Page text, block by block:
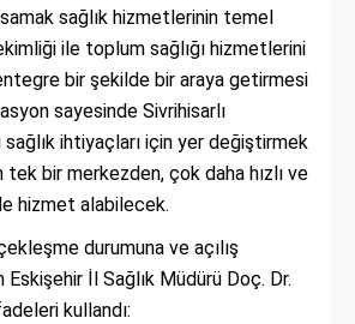
sağlık hizmetlerinin temel
ile toplum sağlığı hizmetlerini
bir şekilde bir araya getirmesi
sayesinde Sivrihisarlı
sağlık ihtiyaçları için yer değiştirmek
tek bir merkezden, çok daha hızlı ve
hizmet alabilecek.
durumuna ve açılış
İl Sağlık Müdürü Doç. Dr.
kullandı: